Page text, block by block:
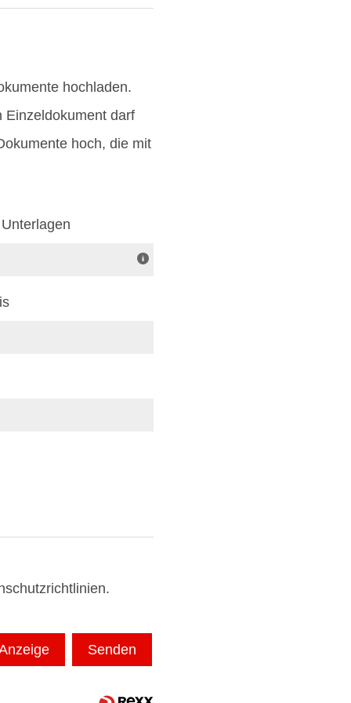
hochladen.
Einzeldokument darf
hoch, die mit
.
Senden